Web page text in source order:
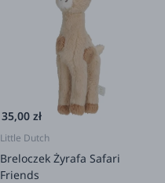
35,00 zł
Little Dutch
Breloczek Żyrafa Safari
Friends